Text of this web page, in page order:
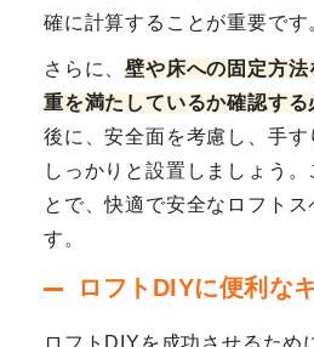
確に計算することが重要です
さらに、壁や床への固定方
重を満たしているか確認する
後に、安全面を考慮し、手
しっかりと設置しましょう
とで、快適で安全なロフトス
す。
ロフトDIYに便利な
ロフトDIYを成功させるため